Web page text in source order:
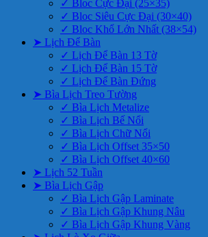
✓ Bloc Cực Đại (25×35)
✓ Bloc Siêu Cực Đại (30×40)
✓ Bloc Khổ Lớn Nhất (38×54)
➤ Lịch Để Bàn
✓ Lịch Để Bàn 13 Tờ
✓ Lịch Để Bàn 15 Tờ
✓ Lịch Để Bàn Đứng
➤ Bìa Lịch Treo Tường
✓ Bìa Lịch Metalize
✓ Bìa Lịch Bế Nổi
✓ Bìa Lịch Chữ Nổi
✓ Bìa Lịch Offset 35×50
✓ Bìa Lịch Offset 40×60
➤ Lịch 52 Tuần
➤ Bìa Lịch Gập
✓ Bìa Lịch Gập Laminate
✓ Bìa Lịch Gập Khung Nâu
✓ Bìa Lịch Gập Khung Vàng